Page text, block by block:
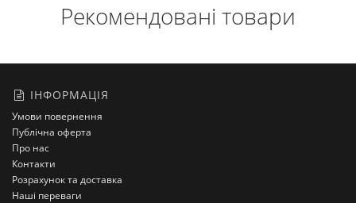
Рекомендовані товари
ІНФОРМАЦІЯ
Умови повернення
Публічна оферта
Про нас
Контакти
Розрахунок та доставка
Наші переваги